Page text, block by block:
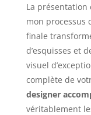
La présentation
mon processus
finale
d’esquisses et
visuel
complète de
designer
véritablement